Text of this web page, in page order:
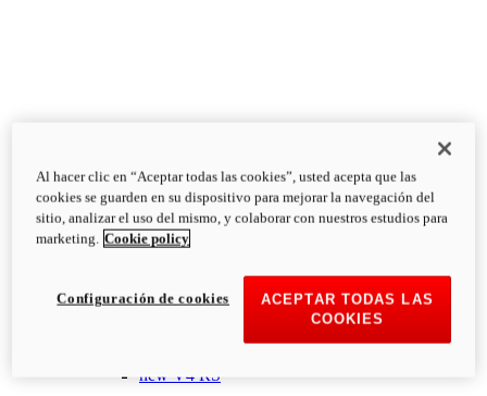
Diavel
V4
Diavel V4
126 NmTorque
223 kg
PESO HÚMEDO SIN
new V4 RS
Al hacer clic en “Aceptar todas las cookies”, usted acepta que las
cookies se guarden en su dispositivo para mejorar la navegación del
sitio, analizar el uso del mismo, y colaborar con nuestros estudios para
marketing. Cookie policy
ACEPTAR TODAS LAS
COOKIES
Configuración de cookies